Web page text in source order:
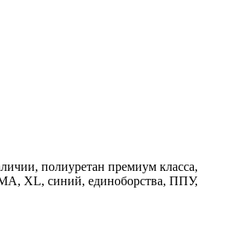
полиуретан премиум класса,
XL, синий, единоборства, ППУ,